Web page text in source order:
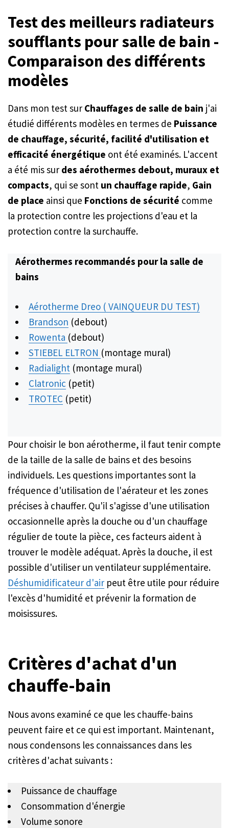
Test des meilleurs radiateurs
soufflants pour salle de bain -
Comparaison des différents
modèles
Dans mon test sur Chauffages de salle de bain j'ai
étudié différents modèles en termes de Puissance
de chauffage, sécurité, facilité d'utilisation et
efficacité énergétique ont été examinés. L'accent
a été mis sur des aérothermes debout, muraux et
compacts, qui se sont un chauffage rapide, Gain
de place ainsi que Fonctions de sécurité comme
la protection contre les projections d'eau et la
protection contre la surchauffe.
Aérothermes recommandés pour la salle de
bains
Aérotherme Dreo ( VAINQUEUR DU TEST)
Brandson (debout)
Rowenta (debout)
STIEBEL ELTRON (montage mural)
Radialight (montage mural)
Clatronic (petit)
TROTEC (petit)
Pour choisir le bon aérotherme, il faut tenir compte
de la taille de la salle de bains et des besoins
individuels. Les questions importantes sont la
fréquence d'utilisation de l'aérateur et les zones
précises à chauffer. Qu'il s'agisse d'une utilisation
occasionnelle après la douche ou d'un chauffage
régulier de toute la pièce, ces facteurs aident à
trouver le modèle adéquat. Après la douche, il est
possible d'utiliser un ventilateur supplémentaire.
Déshumidificateur d'air peut être utile pour réduire
l'excès d'humidité et prévenir la formation de
moisissures.
Critères d'achat d'un
chauffe-bain
Nous avons examiné ce que les chauffe-bains
peuvent faire et ce qui est important. Maintenant,
nous condensons les connaissances dans les
critères d'achat suivants :
Puissance de chauffage
Consommation d'énergie
Volume sonore